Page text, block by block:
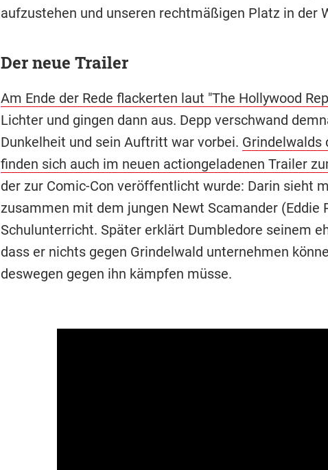
aufzustehen und unseren rechtmäßigen Platz in der
Der neue Trailer
Am Ende der Rede flackerten laut "The Hollywood
Lichter und gingen dann aus. Depp verschwand
Dunkelheit und sein Auftritt war vorbei. Grindelwalds
finden sich auch im neuen actiongeladenen Trailer
der zur Comic-Con veröffentlicht wurde: Darin sieht
zusammen mit dem jungen Newt Scamander (Eddie
Schulunterricht. Später erklärt Dumbledore seinem
dass er nichts gegen Grindelwald unternehmen
deswegen gegen ihn kämpfen müsse.